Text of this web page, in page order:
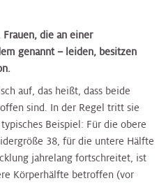
die an einer
genannt – leiden, besitzen
auf, das heißt, dass beide
sind. In der Regel tritt sie
Beispiel: Für die obere
38, für die untere Hälfte
jahrelang fortschreitet, ist
Körperhälfte betroffen (vor